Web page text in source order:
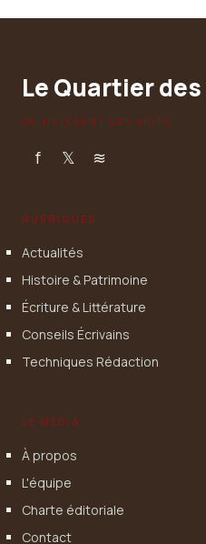
Le Quartier
OÙ NAISSENT LES MOTS
f 𝕏 ≋
RUBRIQUES
Actualités
Histoire & Patrimoine
Écriture & Littérature
Conseils Écrivains
Techniques Rédaction
LE MÉDIA
À propos
L'équipe
Charte éditoriale
Contact